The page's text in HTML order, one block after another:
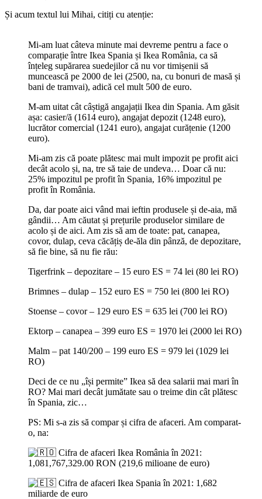
Și acum textul lui Mihai, citiți cu atenție:
Mi-am luat câteva minute mai devreme pentru a face o
comparație între Ikea Spania și Ikea România, ca să
înțeleg supărarea suedejilor că nu vor timișenii să
muncească pe 2000 de lei (2500, na, cu bonuri de masă și
bani de tramvai), adică cel mult 500 de euro.
M-am uitat cât câștigă angajații Ikea din Spania. Am găsit
așa: casier/ă (1614 euro), angajat depozit (1248 euro),
lucrător comercial (1241 euro), angajat curățenie (1200
euro).
Mi-am zis că poate plătesc mai mult impozit pe profit aici
decât acolo și, na, tre să taie de undeva… Doar că nu:
25% impozitul pe profit în Spania, 16% impozitul pe
profit în România.
Da, dar poate aici vând mai ieftin produsele și de-aia, mă
gândii… Am căutat și prețurile produselor similare de
acolo și de aici. Am zis să am de toate: pat, canapea,
covor, dulap, ceva căcățiș de-ăla din pânză, de depozitare,
să fie bine, să nu fie rău:
Tigerfrink – depozitare – 15 euro ES = 74 lei (80 lei RO)
Brimnes – dulap – 152 euro ES = 750 lei (800 lei RO)
Stoense – covor – 129 euro ES = 635 lei (700 lei RO)
Ektorp – canapea – 399 euro ES = 1970 lei (2000 lei RO)
Malm – pat 140/200 – 199 euro ES = 979 lei (1029 lei
RO)
Deci de ce nu „își permite” Ikea să dea salarii mai mari în
RO? Mai mari decât jumătate sau o treime din cât plătesc
în Spania, zic…
PS: Mi s-a zis să compar și cifra de afaceri. Am comparat-
o, na:
Cifra de afaceri Ikea România în 2021:
1,081,767,329.00 RON (219,6 milioane de euro)
Cifra de afaceri Ikea Spania în 2021: 1,682
miliarde de euro